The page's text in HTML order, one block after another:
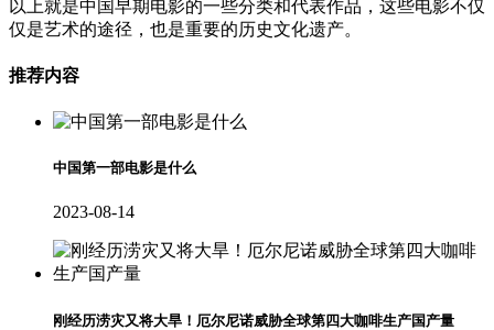
以上就是中国早期电影的一些分类和代表作品，这些电影不仅
仅是艺术的途径，也是重要的历史文化遗产。
推荐内容
中国第一部电影是什么
2023-08-14
刚经历涝灾又将大旱！厄尔尼诺威胁全球第四大咖啡生产国产量